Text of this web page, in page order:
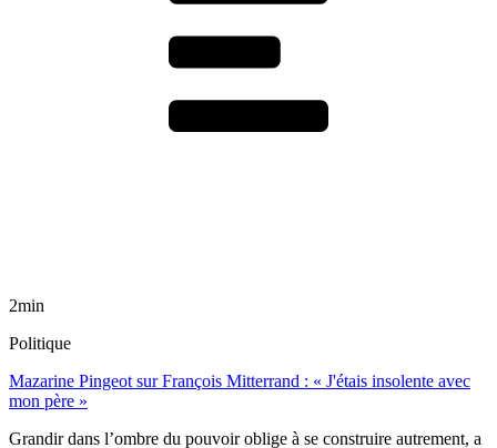
2min
Politique
Mazarine Pingeot sur François Mitterrand : « J'étais insolente avec
mon père »
Grandir dans l’ombre du pouvoir oblige à se construire autrement, a